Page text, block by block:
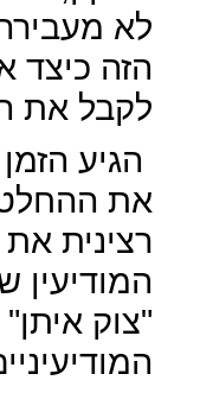
לא
הזה כיצד
לקבל את
הגיע
את
רצינית
המודיעין
"צוק